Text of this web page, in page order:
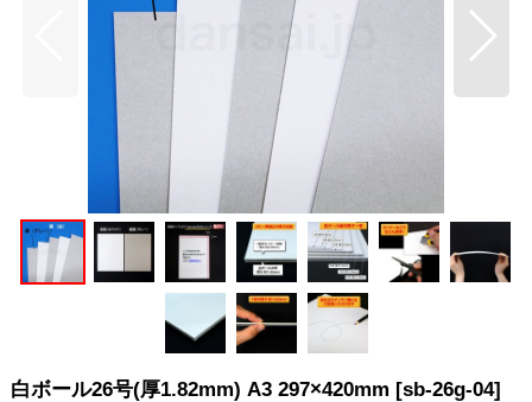
白ボール26号(厚1.82mm) A3 297×420mm [sb-26g-04]